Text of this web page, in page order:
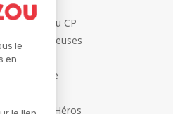
le
en
P'tit Loup
Les Héros du CP
Les Influenceuses
Migali
Petite Taupe
Ma Boîte à Héros